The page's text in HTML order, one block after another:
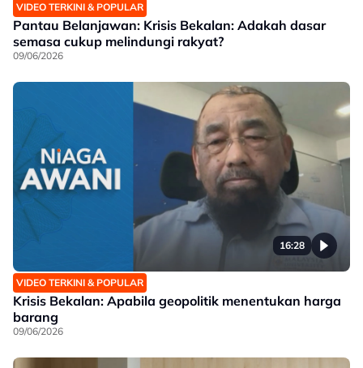
VIDEO TERKINI & POPULAR
Pantau Belanjawan: Krisis Bekalan: Adakah dasar
semasa cukup melindungi rakyat?
09/06/2026
16:28
VIDEO TERKINI & POPULAR
Krisis Bekalan: Apabila geopolitik menentukan harga
barang
09/06/2026